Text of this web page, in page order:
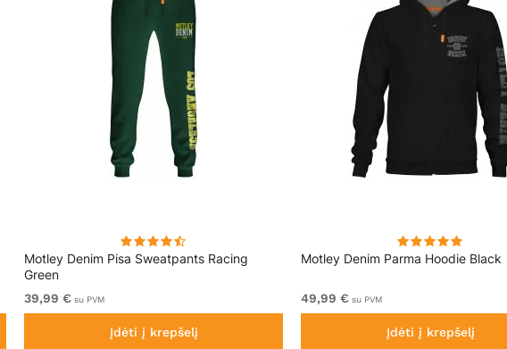
Motley Denim Pisa Sweatpants Racing
Green
39,99 € su PVM
Įdėti į krepšelį
Motley Denim Parma Hoodie Black
49,99 € su PVM
Įdėti į krepšelį